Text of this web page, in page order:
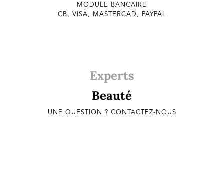
MODULE BANCAIRE
CB, VISA, MASTERCAD, PAYPAL
Experts
Beauté
UNE QUESTION ? CONTACTEZ-NOUS